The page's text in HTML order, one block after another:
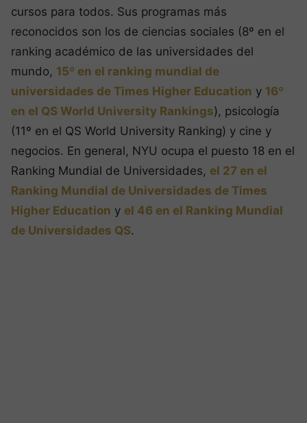
cursos para todos. Sus programas más
reconocidos son los de ciencias sociales (8º en el
ranking académico de las universidades del
mundo, 15º en el ranking mundial de
universidades de Times Higher Education y 16º
en el QS World University Rankings), psicología
(11º en el QS World University Ranking) y cine y
negocios. En general, NYU ocupa el puesto 18 en el
Ranking Mundial de Universidades, el 27 en el
Ranking Mundial de Universidades de Times
Higher Education y el 46 en el Ranking Mundial
de Universidades QS.